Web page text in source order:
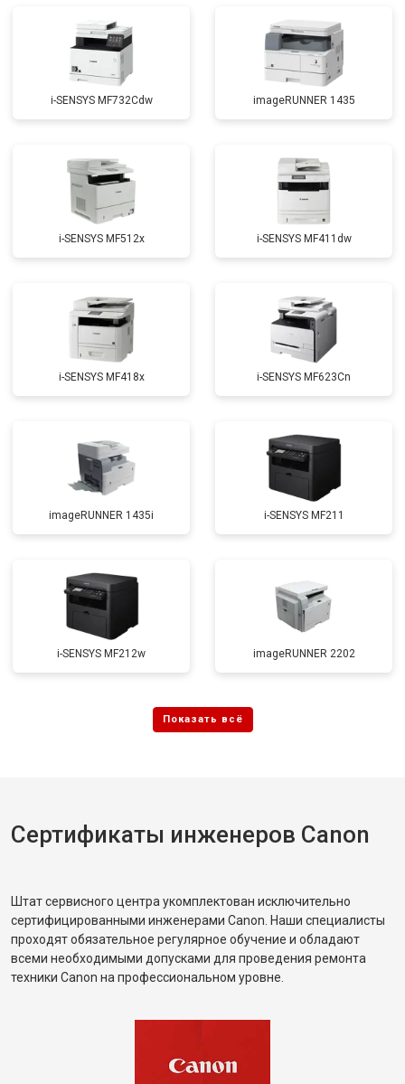
i-SENSYS MF732Cdw imageRUNNER 1435
i-SENSYS MF512x i-SENSYS MF411dw
i-SENSYS MF418x i-SENSYS MF623Cn
imageRUNNER 1435i i-SENSYS MF211
i-SENSYS MF212w imageRUNNER 2202
Сертификаты инженеров Canon
Штат сервисного центра укомплектован исключительно
сертифицированными инженерами Canon. Наши специалисты
проходят обязательное регулярное обучение и обладают
всеми необходимыми допусками для проведения ремонта
техники Canon на профессиональном уровне.